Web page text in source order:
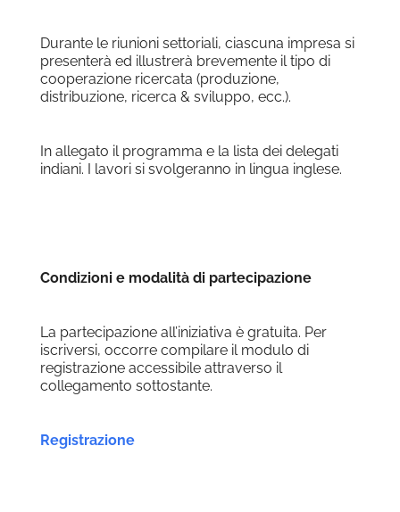
Durante le riunioni settoriali, ciascuna impresa si
presenterà ed illustrerà brevemente il tipo di
cooperazione ricercata (produzione,
distribuzione, ricerca & sviluppo, ecc.).
In allegato il programma e la lista dei delegati
indiani. I lavori si svolgeranno in lingua inglese.
Condizioni e modalità di partecipazione
La partecipazione all’iniziativa è gratuita. Per
iscriversi, occorre compilare il modulo di
registrazione accessibile attraverso il
collegamento sottostante.
Registrazione